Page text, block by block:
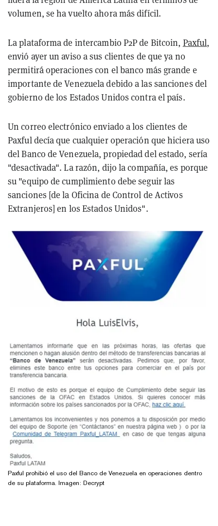
volumen, se ha vuelto ahora más difícil.
La plataforma de intercambio P2P de Bitcoin, Paxful,
envió ayer un aviso a sus clientes de que ya no
permitirá operaciones con el banco más grande e
importante de Venezuela debido a las sanciones del
gobierno de los Estados Unidos contra el país.
Un correo electrónico enviado a los clientes de
Paxful decía que cualquier operación que hiciera uso
del Banco de Venezuela, propiedad del estado, sería
"desactivada". La razón, dijo la compañía, es porque
su "equipo de cumplimiento debe seguir las
sanciones [de la Oficina de Control de Activos
Extranjeros] en los Estados Unidos".
Paxful prohibió el uso del Banco de Venezuela en operaciones dentro
de su plataforma. Imagen: Decrypt